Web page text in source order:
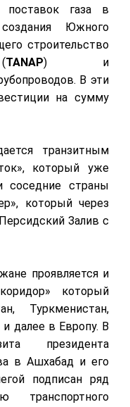
поставок газа в
Южного
строительство
TANAP) и
В эти
на сумму
транзитным
который уже
соседние страны
который через
Залив с
проявляется и
который
Туркменистан,
далее в Европу. В
президента
в Ашхабад и его
подписан ряд
транспортного